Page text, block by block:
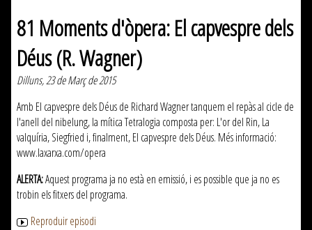
81 Moments d'òpera: El capvespre dels
Déus (R. Wagner)
Dilluns, 23 de Març de 2015
Amb El capvespre dels Déus de Richard Wagner tanquem el repàs al cicle de
l'anell del nibelung, la mítica Tetralogia composta per: L'or del Rin, La
valquíria, Siegfried i, finalment, El capvespre dels Déus. Més informació:
www.laxarxa.com/opera
ALERTA:Aquest programa ja no està en emissió, i es possible que ja no es
trobin els fitxers del programa.
Reproduir episodi